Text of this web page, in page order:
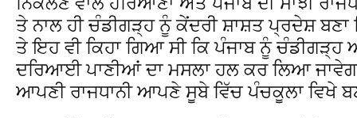
ਤੇ ਨਾਲ ਹੀ ਚੰਡੀਗੜ੍ਹ ਨੂੰ ਕੇਂਦਰੀ ਸ਼ਾਸ਼ਤ ਪ੍ਰਦੇਸ਼
ਤੇ ਇਹ ਵੀ ਕਿਹਾ ਗਿਆ ਸੀ ਕਿ ਪੰਜਾਬ ਨੂੰ
ਦਰਿਆਈ ਪਾਣੀਆਂ ਦਾ ਮਸਲਾ ਹਲ ਕਰ ਲਿਆ
ਆਪਣੀ ਰਾਜਧਾਨੀ ਆਪਣੇ ਸੂਬੇ ਵਿੱਚ ਪੰਚਕੂਲਾ ਵਿਖੇ